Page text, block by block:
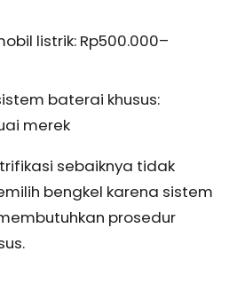
listrik: Rp500.000–
baterai khusus:
merek
sebaiknya tidak
bengkel karena sistem
prosedur